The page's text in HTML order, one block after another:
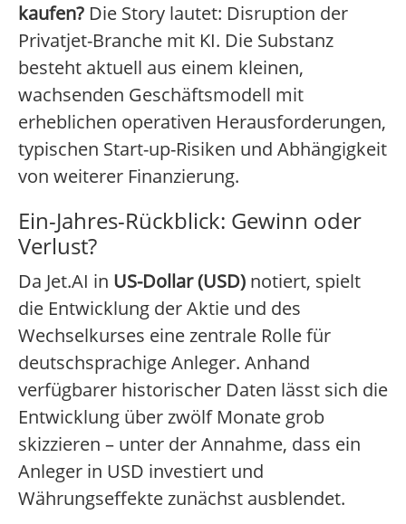
kaufen? Die Story lautet: Disruption der
Privatjet-Branche mit KI. Die Substanz
besteht aktuell aus einem kleinen,
wachsenden Geschäftsmodell mit
erheblichen operativen Herausforderungen,
typischen Start-up-Risiken und Abhängigkeit
von weiterer Finanzierung.
Ein-Jahres-Rückblick: Gewinn oder
Verlust?
Da Jet.AI in US-Dollar (USD) notiert, spielt
die Entwicklung der Aktie und des
Wechselkurses eine zentrale Rolle für
deutschsprachige Anleger. Anhand
verfügbarer historischer Daten lässt sich die
Entwicklung über zwölf Monate grob
skizzieren – unter der Annahme, dass ein
Anleger in USD investiert und
Währungseffekte zunächst ausblendet.